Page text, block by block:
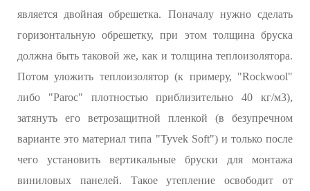
является двойная обрешетка. Поначалу нужно сделать
горизонтальную обрешетку, при этом толщина бруска
должна быть таковой же, как и толщина теплоизолятора.
Потом уложить теплоизолятор (к примеру, "Rockwool"
либо "Paroc" плотностью приблизительно 40 кг/м3),
затянуть его ветрозащитной пленкой (в безупречном
варианте это материал типа "Tyvek Soft") и только после
чего установить вертикальные бруски для монтажа
виниловых панелей. Такое утепление освободит от